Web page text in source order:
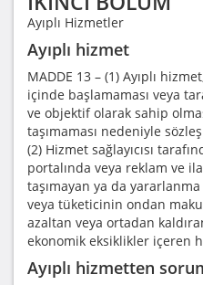
Ayıplı Hizmetler
Ayıplı hizmet
MADDE 13 – (1) Ayıplı
içinde başlamaması veya
ve objektif olarak sahip
taşımaması nedeniyle
(2) Hizmet sağlayıcısı
portalında veya reklam ve
taşımayan ya da
veya tüketicinin ondan
azaltan veya ortadan
ekonomik eksiklikler içeren
Ayıplı hizmetten